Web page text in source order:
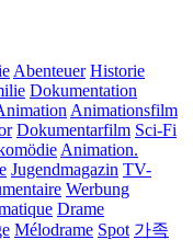
Abenteuer Historie
Dokumentation
Animationsfilm
Dokumentarfilm Sci-Fi
Animation.
Jugendmagazin TV-
Werbung
Drame
Mélodrame Spot 가족